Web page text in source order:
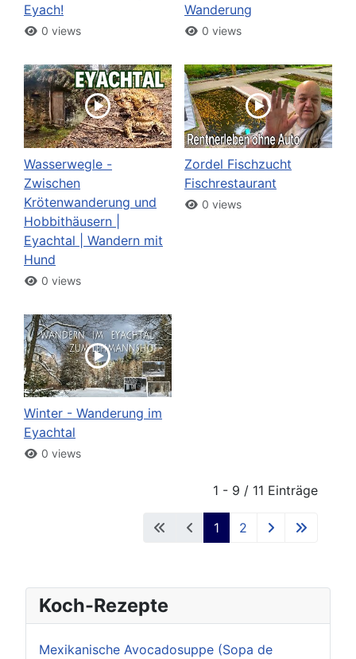
Eyach!
0 views
Wanderung
0 views
Wasserwegle -
Zwischen
Krötenwanderung und
Hobbithäusern |
Eyachtal | Wandern mit
Hund
0 views
Zordel Fischzucht
Fischrestaurant
0 views
Winter - Wanderung im
Eyachtal
0 views
1 - 9 / 11 Einträge
1 2
Koch-Rezepte
Mexikanische Avocadosuppe (Sopa de